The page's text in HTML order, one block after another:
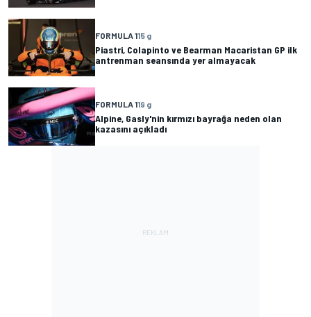
FORMULA 115 g
Piastri, Colapinto ve Bearman Macaristan GP ilk
antrenman seansında yer almayacak
FORMULA 119 g
Alpine, Gasly'nin kırmızı bayrağa neden olan
kazasını açıkladı